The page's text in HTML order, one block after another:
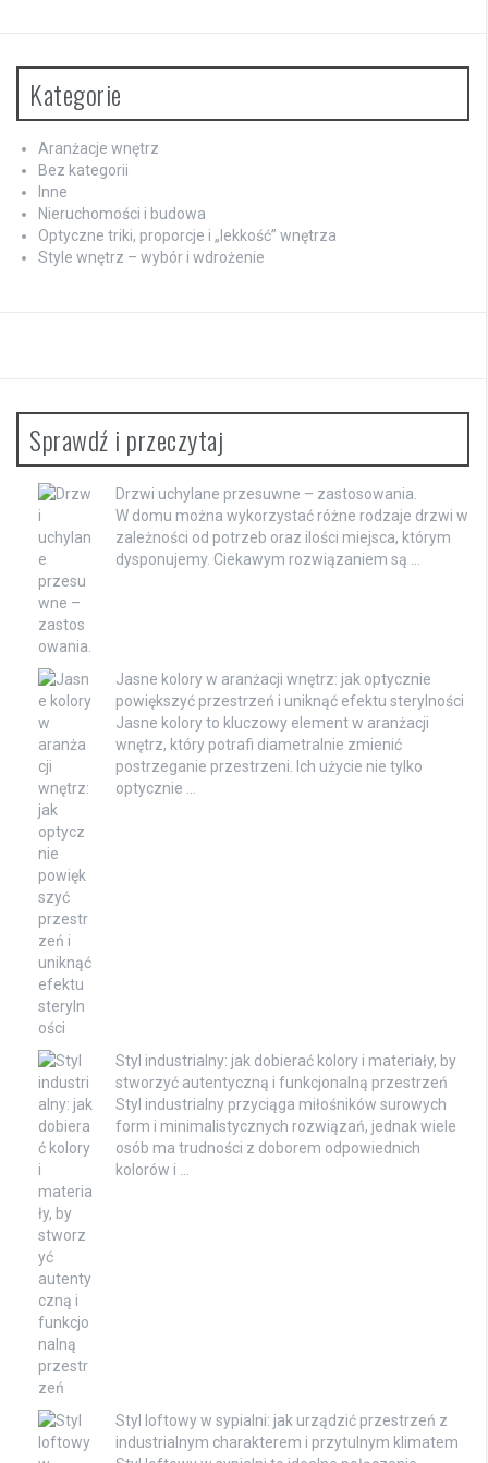
Kategorie
Aranżacje wnętrz
Bez kategorii
Inne
Nieruchomości i budowa
Optyczne triki, proporcje i „lekkość” wnętrza
Style wnętrz – wybór i wdrożenie
Sprawdź i przeczytaj
Drzwi uchylane przesuwne – zastosowania.
W domu można wykorzystać różne rodzaje drzwi w
zależności od potrzeb oraz ilości miejsca, którym
dysponujemy. Ciekawym rozwiązaniem są …
Jasne kolory w aranżacji wnętrz: jak optycznie
powiększyć przestrzeń i uniknąć efektu sterylności
Jasne kolory to kluczowy element w aranżacji
wnętrz, który potrafi diametralnie zmienić
postrzeganie przestrzeni. Ich użycie nie tylko
optycznie …
Styl industrialny: jak dobierać kolory i materiały, by
stworzyć autentyczną i funkcjonalną przestrzeń
Styl industrialny przyciąga miłośników surowych
form i minimalistycznych rozwiązań, jednak wiele
osób ma trudności z doborem odpowiednich
kolorów i …
Styl loftowy w sypialni: jak urządzić przestrzeń z
industrialnym charakterem i przytulnym klimatem